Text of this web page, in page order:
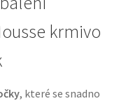
bez obilovin
krmivo
, které se snadno